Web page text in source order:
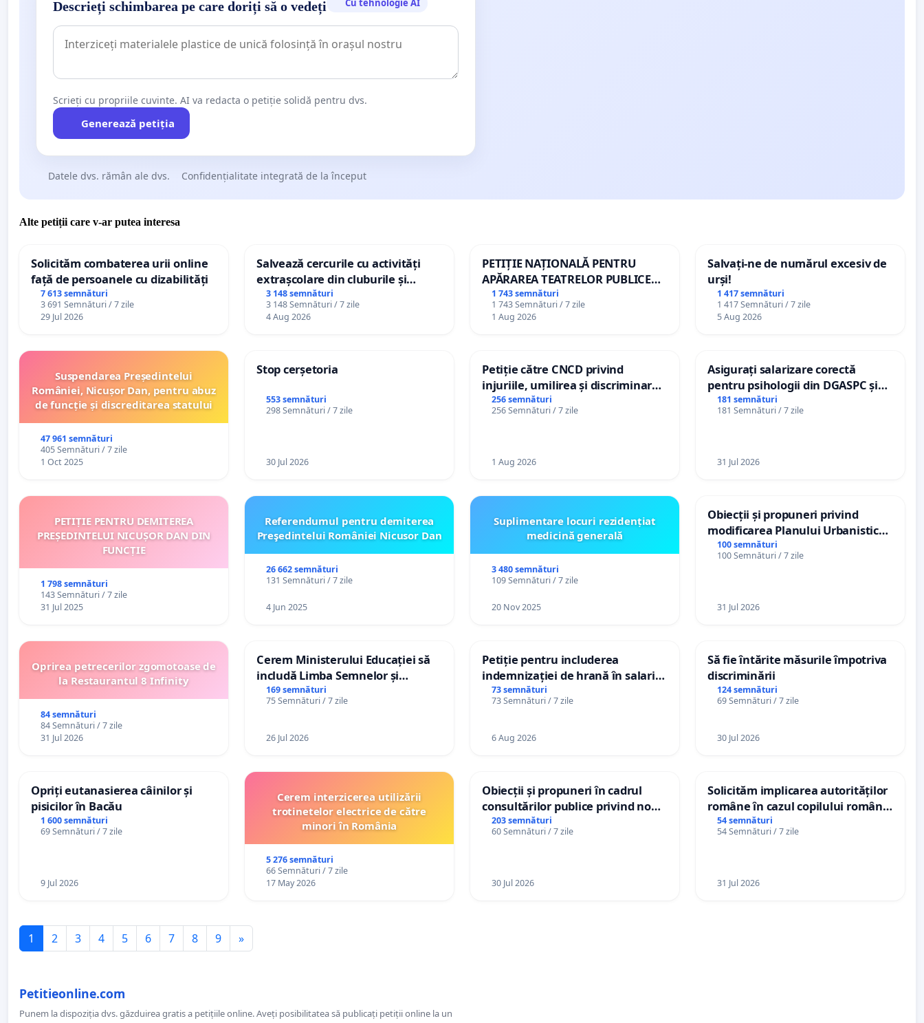
Descrieți schimbarea pe care doriți să o vedeți
Scrieți cu propriile cuvinte. AI va redacta o petiție solidă pentru dvs.
Generează petiția
Datele dvs. rămân ale dvs. Confidențialitate integrată de la început
Alte petiții care v-ar putea interesa
Solicităm combaterea urii online
față de persoanele cu dizabilități
7 613 semnături
3 691 Semnături / 7 zile
29 Jul 2026
Salvează cercurile cu activități
extrașcolare din cluburile și
palatele copiilor
3 148 semnături
3 148 Semnături / 7 zile
4 Aug 2026
PETIȚIE NAȚIONALĂ PENTRU
APĂRAREA TEATRELOR PUBLICE
DE REPERTORIU DIN ROMÂNIA
1 743 semnături
1 743 Semnături / 7 zile
1 Aug 2026
Salvați-ne de numărul excesiv de
urși!
1 417 semnături
1 417 Semnături / 7 zile
5 Aug 2026
Suspendarea Președintelui
României, Nicușor Dan, pentru abuz
de funcție și discreditarea statului
47 961 semnături
405 Semnături / 7 zile
1 Oct 2025
Stop cerșetoria
553 semnături
298 Semnături / 7 zile
30 Jul 2026
Petiție către CNCD privind
injuriile, umilirea și discriminarea
persoanelor cu dizabilități de
către utilizatorul TikTok „Gorici”
256 semnături
256 Semnături / 7 zile
1 Aug 2026
Asigurați salarizare corectă
pentru psihologii din DGASPC și
spitale
181 semnături
181 Semnături / 7 zile
31 Jul 2026
PETIȚIE PENTRU DEMITEREA
PREȘEDINTELUI NICUȘOR DAN DIN
FUNCȚIE
1 798 semnături
143 Semnături / 7 zile
31 Jul 2025
Referendumul pentru demiterea
Preşedintelui României Nicusor Dan
26 662 semnături
131 Semnături / 7 zile
4 Jun 2025
Suplimentare locuri rezidențiat
medicină generală
3 480 semnături
109 Semnături / 7 zile
20 Nov 2025
Obiecții și propuneri privind
modificarea Planului Urbanistic
General al orașului Ialoveni
100 semnături
100 Semnături / 7 zile
31 Jul 2026
Oprirea petrecerilor zgomotoase de
la Restaurantul 8 Infinity
84 semnături
84 Semnături / 7 zile
31 Jul 2026
Cerem Ministerului Educației să
includă Limba Semnelor și
alfabetul Braille în școlile din
Republica Moldova!
169 semnături
75 Semnături / 7 zile
26 Jul 2026
Petiție pentru includerea
indemnizației de hrană în salariul
de bază și protejarea gradațiilor
de vechime pentru asistenții
73 semnături
73 Semnături / 7 zile
6 Aug 2026
Să fie întărite măsurile împotriva
discriminării
124 semnături
69 Semnături / 7 zile
30 Jul 2026
Opriți eutanasierea câinilor și
pisicilor în Bacău
1 600 semnături
69 Semnături / 7 zile
9 Jul 2026
Cerem interzicerea utilizării
trotinetelor electrice de către
minori în România
5 276 semnături
66 Semnături / 7 zile
17 May 2026
Obiecții și propuneri în cadrul
consultărilor publice privind noul
Plan Urbanistic General (PUG)
Ialoveni
203 semnături
60 Semnături / 7 zile
30 Jul 2026
Solicităm implicarea autorităților
române în cazul copilului român
Wiliam Kristian Gheorghe, aflat în
plasament în Danemarca de 12
54 semnături
54 Semnături / 7 zile
31 Jul 2026
1 2 3 4 5 6 7 8 9 »
Petitieonline.com
Punem la dispoziția dvs. găzduirea gratis a petițiile online. Aveți posibilitatea să publicați petiții online la un